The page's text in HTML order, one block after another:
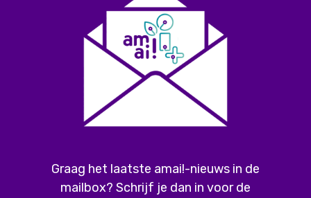
Graag het laatste amai!-nieuws in de
mailbox? Schrijf je dan in voor de